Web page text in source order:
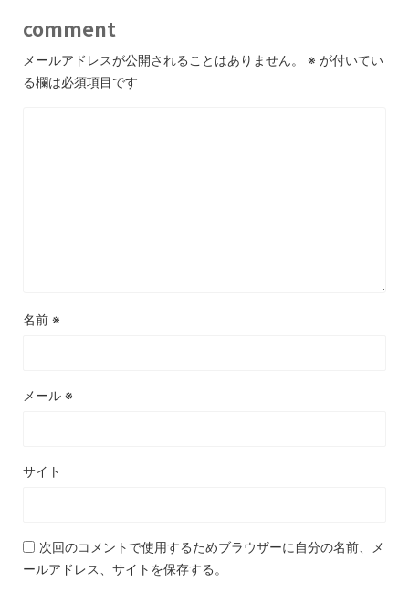
comment
メールアドレスが公開されることはありません。 ※ が付いてい
る欄は必須項目です
名前 ※
メール ※
サイト
次回のコメントで使用するためブラウザーに自分の名前、メ
ールアドレス、サイトを保存する。